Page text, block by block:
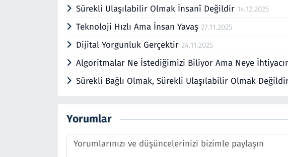
Sürekli Ulaşılabilir Olmak İnsanî Değildir 14.12.2025
Teknoloji Hızlı Ama İnsan Yavaş27.11.2025
Dijital Yorgunluk Gerçektir24.11.2025
Algoritmalar Ne İstediğimizi Biliyor Ama Neye
Sürekli Bağlı Olmak, Sürekli Ulaşılabilir Olmak
Yorumlar